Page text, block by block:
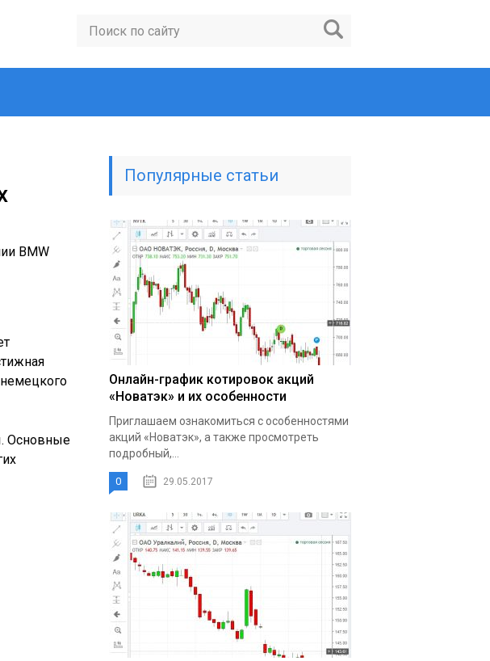
BMW
Основные
Популярные статьи
Онлайн-график котировок акций
«Новатэк» и их особенности
Приглашаем ознакомиться с особенностями
акций «Новатэк», а также просмотреть
подробный,...
0 29.05.2017